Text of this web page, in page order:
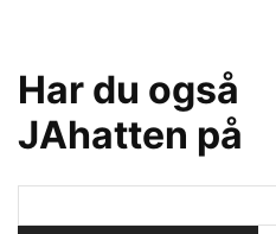
Har du også
JAhatten på